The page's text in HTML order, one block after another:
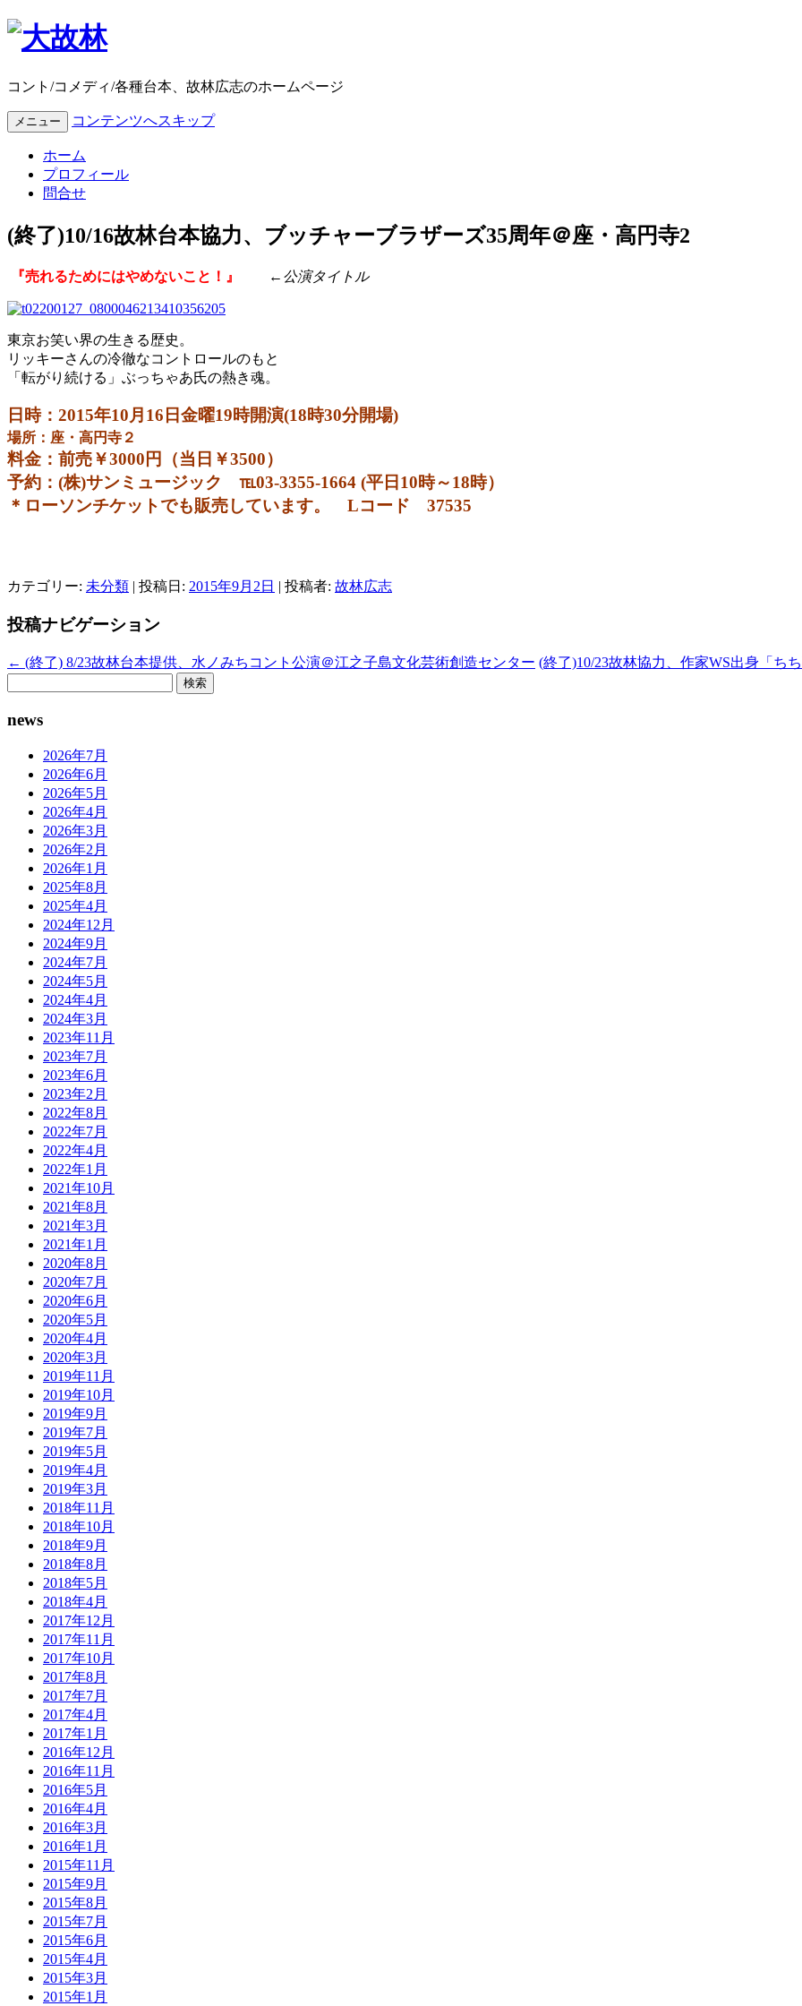
コント/コメディ/各種台本、故林広志のホームページ
メニュー コンテンツへスキップ
ホーム
プロフィール
問合せ
(終了)10/16故林台本協力、ブッチャーブラザーズ35周年＠座・高円寺2
『売れるためにはやめないこと！』 ←公演タイトル
東京お笑い界の生きる歴史。
リッキーさんの冷徹なコントロールのもと
「転がり続ける」ぶっちゃあ氏の熱き魂。
日時：2015年10月16日金曜19時開演(18時30分開場)
場所：座・高円寺２
料金：前売￥3000円（当日￥3500）
予約：(株)サンミュージック ℡03‐3355-1664 (平日10時～18時）
＊ローソンチケットでも販売しています。 Lコード 37535
カテゴリー: 未分類 | 投稿日: 2015年9月2日 | 投稿者: 故林広志
投稿ナビゲーション
← (終了) 8/23故林台本提供、水ノみちコント公演＠江之子島文化芸術創造センター (終了)10/23故林協力、作家WS出身「ち
news
2026年7月
2026年6月
2026年5月
2026年4月
2026年3月
2026年2月
2026年1月
2025年8月
2025年4月
2024年12月
2024年9月
2024年7月
2024年5月
2024年4月
2024年3月
2023年11月
2023年7月
2023年6月
2023年2月
2022年8月
2022年7月
2022年4月
2022年1月
2021年10月
2021年8月
2021年3月
2021年1月
2020年8月
2020年7月
2020年6月
2020年5月
2020年4月
2020年3月
2019年11月
2019年10月
2019年9月
2019年7月
2019年5月
2019年4月
2019年3月
2018年11月
2018年10月
2018年9月
2018年8月
2018年5月
2018年4月
2017年12月
2017年11月
2017年10月
2017年8月
2017年7月
2017年4月
2017年1月
2016年12月
2016年11月
2016年5月
2016年4月
2016年3月
2016年1月
2015年11月
2015年9月
2015年8月
2015年7月
2015年6月
2015年4月
2015年3月
2015年1月